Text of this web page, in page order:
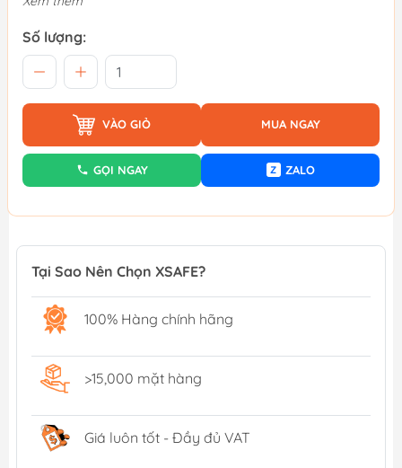
Số lượng:
VÀO GIỎ MUA NGAY
GỌI NGAY Z ZALO
Tại Sao Nên Chọn XSAFE?
100% Hàng chính hãng
>15,000 mặt hàng
Giá luôn tốt - Đầy đủ VAT